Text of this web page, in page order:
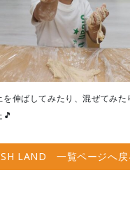
伸ばしてみたり、混ぜてみた
LAND 一覧ページへ戻